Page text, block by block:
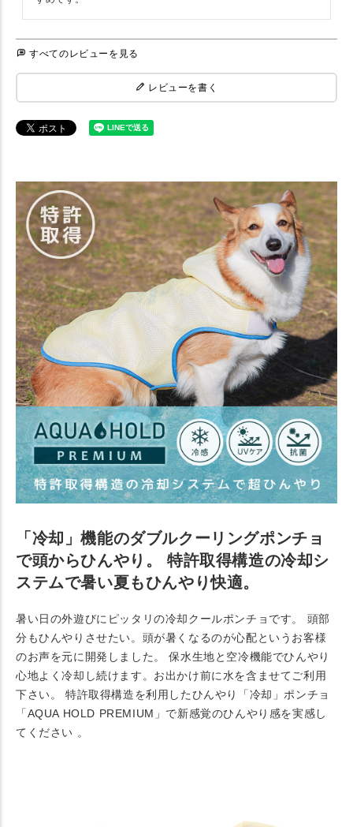
すべてのレビューを見る
レビューを書く
「冷却」機能のダブルクーリングポンチョ
で頭からひんやり。 特許取得構造の冷却シ
ステムで暑い夏もひんやり快適。
暑い日の外遊びにピッタリの冷却クールポンチョです。 頭部
分もひんやりさせたい。頭が暑くなるのが心配というお客様
のお声を元に開発しました。 保水生地と空冷機能でひんやり
心地よく冷却し続けます。お出かけ前に水を含ませてご利用
下さい。 特許取得構造を利用したひんやり「冷却」ポンチョ
「AQUA HOLD PREMIUM」で新感覚のひんやり感を実感し
てください 。